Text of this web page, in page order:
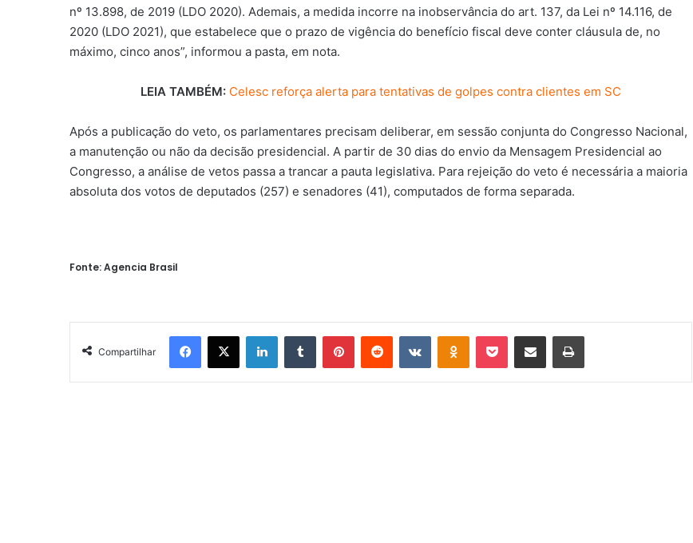
nº 13.898, de 2019 (LDO 2020). Ademais, a medida incorre na inobservância do art. 137, da Lei nº 14.116, de
2020 (LDO 2021), que estabelece que o prazo de vigência do benefício fiscal deve conter cláusula de, no
máximo, cinco anos”, informou a pasta, em nota.
LEIA TAMBÉM: Celesc reforça alerta para tentativas de golpes contra clientes em SC
Após a publicação do veto, os parlamentares precisam deliberar, em sessão conjunta do Congresso Nacional,
a manutenção ou não da decisão presidencial. A partir de 30 dias do envio da Mensagem Presidencial ao
Congresso, a análise de vetos passa a trancar a pauta legislativa. Para rejeição do veto é necessária a maioria
absoluta dos votos de deputados (257) e senadores (41), computados de forma separada.
Fonte: Agencia Brasil
Compartilhar